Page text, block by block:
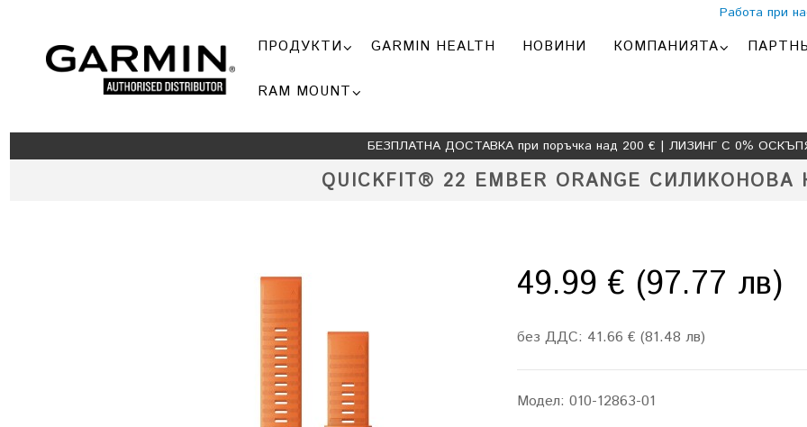
Работа при
ПРОДУКТИ GARMIN HEALTH НОВИНИ КОМПАНИЯТА
RAM MOUNT
БЕЗПЛАТНА ДОСТАВКА при поръчка над 200 € | ЛИЗИНГ С 0%
QUICKFIT® 22 EMBER ORANGE
49.99 € (97.77 лв)
без ДДС: 41.66 € (81.48 лв)
Модел:010-12863-01